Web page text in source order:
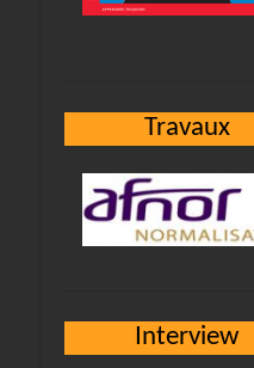
Travaux
Interview